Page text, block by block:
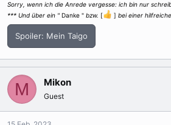
Sorry, wenn ich die Anrede vergesse: ich bin nur
*** Und über ein " Danke " bzw. [ ] bei einer
Spoiler: Mein Taigo
M Mikon
Guest